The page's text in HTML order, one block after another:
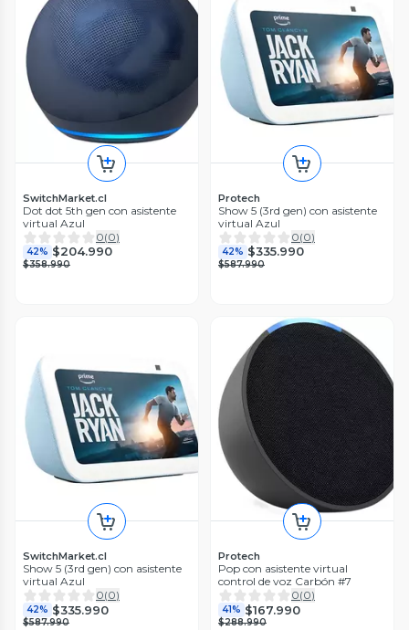
SwitchMarket.cl
Dot dot 5th gen con asistente
virtual Azul
0(0)
42% $204.990
$358.990
Protech
Show 5 (3rd gen) con asistente
virtual Azul
0(0)
42% $335.990
$587.990
SwitchMarket.cl
Show 5 (3rd gen) con asistente
virtual Azul
0(0)
42% $335.990
$587.990
Protech
Pop con asistente virtual
control de voz Carbón #7
0(0)
41% $167.990
$288.990